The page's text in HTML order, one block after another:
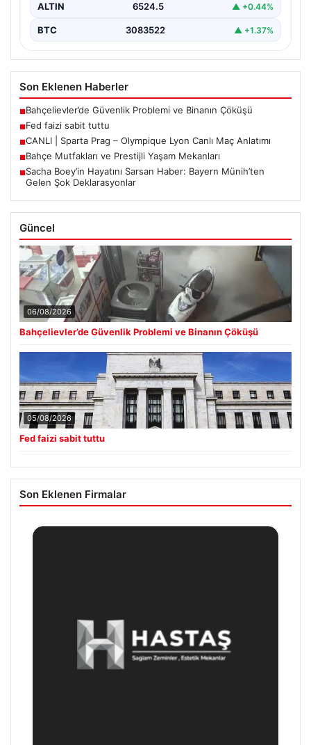
ALTIN 6524.5 ▲ +0.44%
BTC 3083522 ▲ +1.37%
Son Eklenen Haberler
■Bahçelievler’de Güvenlik Problemi ve Binanın Çöküşü
■Fed faizi sabit tuttu
■CANLI | Sparta Prag – Olympique Lyon Canlı Maç Anlatımı
■Bahçe Mutfakları ve Prestijli Yaşam Mekanları
■Sacha Boey’in Hayatını Sarsan Haber: Bayern Münih’ten
Gelen Şok Deklarasyonlar
Güncel
06/08/2026
Bahçelievler’de Güvenlik Problemi ve Binanın Çöküşü
05/08/2026
Fed faizi sabit tuttu
Son Eklenen Firmalar